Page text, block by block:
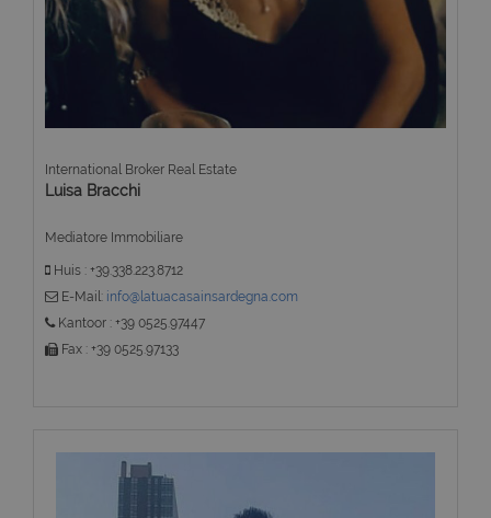
International Broker Real Estate
Luisa Bracchi
Mediatore Immobiliare
Huis : +39.338.223.8712
E-Mail: info@latuacasainsardegna.com
Kantoor : +39 0525.97447
Fax : +39 0525.97133